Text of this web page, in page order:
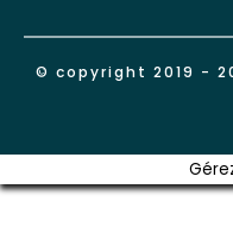
© copyright 2019 -